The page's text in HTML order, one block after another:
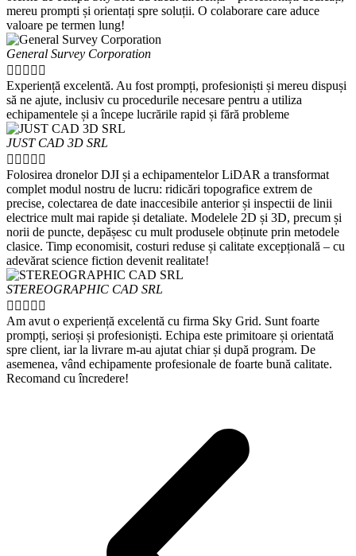
mereu prompti și orientați spre soluții. O colaborare care aduce
valoare pe termen lung!
General Survey Corporation
    
Experiență excelentă. Au fost prompți, profesioniști și mereu dispuși
să ne ajute, inclusiv cu procedurile necesare pentru a utiliza
echipamentele și a începe lucrările rapid și fără probleme
JUST CAD 3D SRL
    
Folosirea dronelor DJI și a echipamentelor LiDAR a transformat
complet modul nostru de lucru: ridicări topografice extrem de
precise, colectarea de date inaccesibile anterior și inspectii de linii
electrice mult mai rapide și detaliate. Modelele 2D și 3D, precum și
norii de puncte, depășesc cu mult produsele obținute prin metodele
clasice. Timp economisit, costuri reduse și calitate excepțională – cu
adevărat science fiction devenit realitate!
STEREOGRAPHIC CAD SRL
    
Am avut o experiență excelentă cu firma Sky Grid. Sunt foarte
prompți, serioși și profesioniști. Echipa este primitoare și orientată
spre client, iar la livrare m-au ajutat chiar și după program. De
asemenea, vând echipamente profesionale de foarte bună calitate.
Recomand cu încredere!